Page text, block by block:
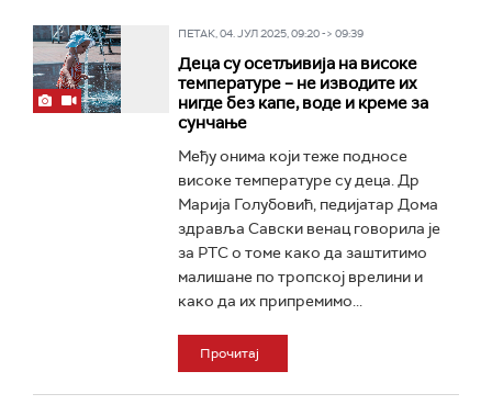
ПЕТАК, 04. ЈУЛ 2025, 09:20 -> 09:39
Деца су осетљивија на високе
температуре – не изводите их
нигде без капе, воде и креме за
сунчање
Међу онима који теже подносе
високе температуре су деца. Др
Марија Голубовић, педијатар Дома
здравља Савски венац говорила је
за РТС о томе како да заштитимо
малишане по тропској врелини и
како да их припремимо...
Прочитај